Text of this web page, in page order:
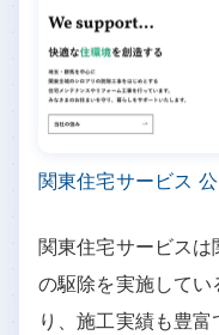
関東住宅サービス
関東住宅サービス
の駆除を実施して
り、施工実績も豊